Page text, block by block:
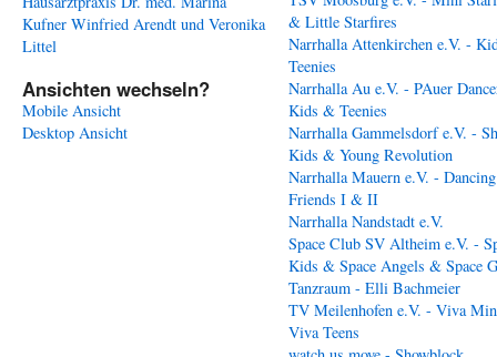
Kufner Winfried Arendt und Veronika
Littel
Ansichten wechseln?
Mobile Ansicht
Desktop Ansicht
& Little Starfires
Narrhalla Attenkirchen e.V. -
Teenies
Narrhalla Au e.V. - PAuer
Kids & Teenies
Narrhalla Gammelsdorf e.V. -
Kids & Young Revolution
Narrhalla Mauern e.V. - Dancing
Friends I & II
Narrhalla Nandstadt e.V.
Space Club SV Altheim e.V. -
Kids & Space Angels & Space
Tanzraum - Elli Bachmeier
TV Meilenhofen e.V. - Viva
Viva Teens